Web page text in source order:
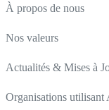
À propos de nous
Nos valeurs
Actualités & Mises à
Organisations